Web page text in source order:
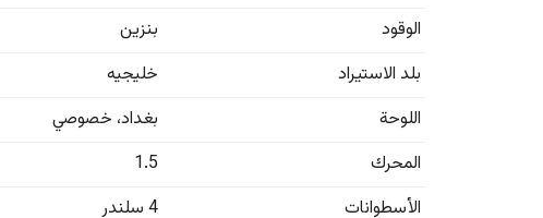
الوقود
بنزين
بلد الاستيراد
خليجيه
اللوحة
بغداد، خصوصي
المحرك
1.5
الأسطوانات
4 سلندر